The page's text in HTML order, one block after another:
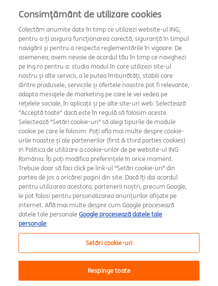
Descarcă aplicația
Setări cookie
Rate și dobânzi
Securitate
Amsterdam Broker de Asigurare
Raportări avertizori în interes public
A.N.P.C.
Copyright 2026, ING Bank N.V. Amsterdam, Sucursala București.
Consimțământ de utilizare cookies
Colectăm anumite date în timp ce utilizezi website-ul ING,
pentru a-ți asigura funcționarea corectă, siguranță în timpul
navigării și pentru a respecta reglementările în vigoare. De
asemenea, avem nevoie de acordul tău în timp ce navighezi
pe ing.ro pentru a: studia modul în care utilizezi site-ul
nostru și alte servicii, a le putea îmbunătăți, stabili care
dintre produsele, serviciile și ofertele noastre pot fi relevante,
adapta mesajele de marketing pe care le vei vedea pe
rețelele sociale, în aplicații și pe alte site-uri web. Selectează
"Acceptă toate" dacă este în regulă să folosim aceste.
Selectează "Setări cookie-uri" să alegi tipurile de module
cookie pe care le folosim. Poți afla mai multe despre cookie-
urile noastre și ale partenerilor (first & third parties cookies)
in Politica de utilizare a cookie-urilor de pe website-ul ING
România. Îți poți modifica preferințele în orice moment.
Trebuie doar să faci click pe link-ul "Setări cookie-uri" din
partea de jos a oricărei pagini din site. Dacă îți dai acordul
pentru utilizarea acestora, partenerii noștri, precum Google,
le pot folosi pentru personalizarea anunțurilor afișate pe
internet. Află mai multe despre cum Google procesează
datele tale personaleGoogle procesează datele tale
personale.
Setări cookie-uri
Respinge toate